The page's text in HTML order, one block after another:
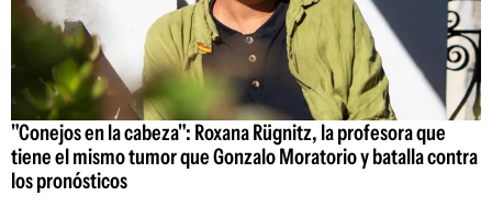
"Conejos en la cabeza": Roxana Rügnitz, la profesora que
tiene el mismo tumor que Gonzalo Moratorio y batalla contra
los pronósticos